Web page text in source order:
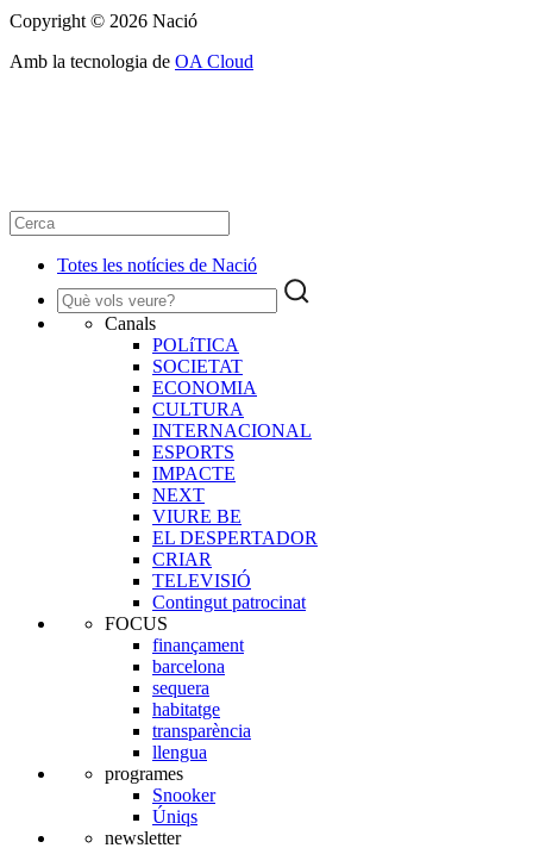
Copyright © 2026 Nació
Amb la tecnologia de OA Cloud
Totes les notícies de Nació
Canals
POLíTICA
SOCIETAT
ECONOMIA
CULTURA
INTERNACIONAL
ESPORTS
IMPACTE
NEXT
VIURE BE
EL DESPERTADOR
CRIAR
TELEVISIÓ
Contingut patrocinat
FOCUS
finançament
barcelona
sequera
habitatge
transparència
llengua
programes
Snooker
Úniqs
newsletter